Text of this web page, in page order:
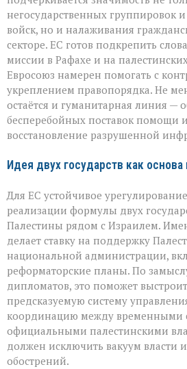
негосударственных группировок
войск, но и налаживания
секторе. ЕС готов подкрепить
миссии в Рафахе и на
Евросоюз намерен помогать с
укреплением правопорядка. Не
остаётся и гуманитарная линия —
бесперебойных поставок помощи
восстановление разрушенной
Идея двух государств как основа
Для ЕС устойчивое
реализации формулы двух
Палестины рядом с Израилем.
делает ставку на поддержку
национальной администрации,
реформаторские планы. По
дипломатов, это поможет
предсказуемую систему
координацию между временными
официальными палестинскими
должен исключить вакуум власти
обострений.